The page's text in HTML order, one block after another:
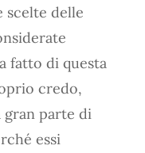
delle
fatto di questa
credo,
gran parte di
essi